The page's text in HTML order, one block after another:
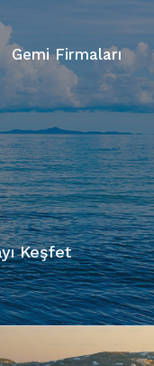
Gemi Firmaları
Keşfet